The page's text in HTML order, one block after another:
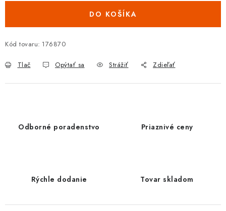
DO KOŠÍKA
Kód tovaru: 176870
Tlač Opýtať sa Strážiť Zdieľať
Odborné poradenstvo Priaznivé ceny
Rýchle dodanie Tovar skladom